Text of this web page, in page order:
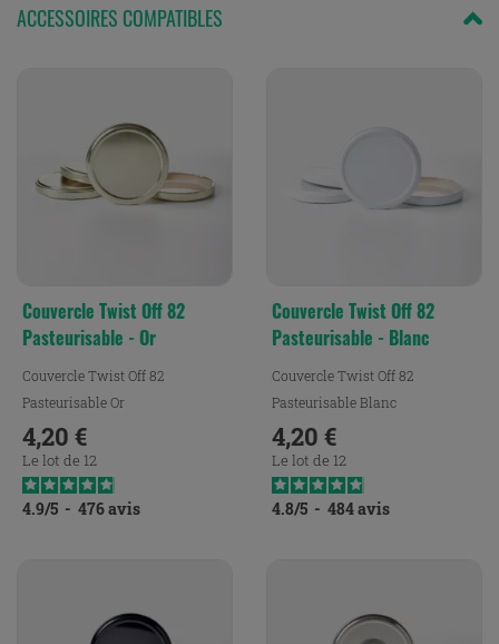
ACCESSOIRES COMPATIBLES
Couvercle Twist Off 82
Pasteurisable - Or
Couvercle Twist Off 82
Pasteurisable Or
Prix
4,20 €
Le lot de 12
4.9/5 - 476avis
Couvercle Twist Off 82
Pasteurisable - Blanc
Couvercle Twist Off 82
Pasteurisable Blanc
Prix
4,20 €
Le lot de 12
4.8/5 - 484avis